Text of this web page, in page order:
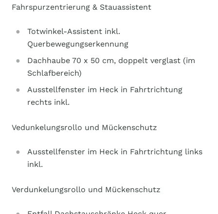
Fahrspurzentrierung & Stauassistent
Totwinkel-Assistent inkl.
Querbewegungserkennung
Dachhaube 70 x 50 cm, doppelt verglast (im
Schlafbereich)
Ausstellfenster im Heck in Fahrtrichtung
rechts inkl.
Vedunkelungsrollo und Mückenschutz
Ausstellfenster im Heck in Fahrtrichtung links
inkl.
Verdunkelungsrollo und Mückenschutz